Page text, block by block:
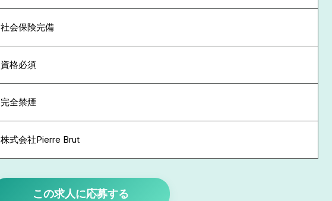
社会保険完備
資格必須
完全禁煙
株式会社Pierre Brut
この求人に応募する